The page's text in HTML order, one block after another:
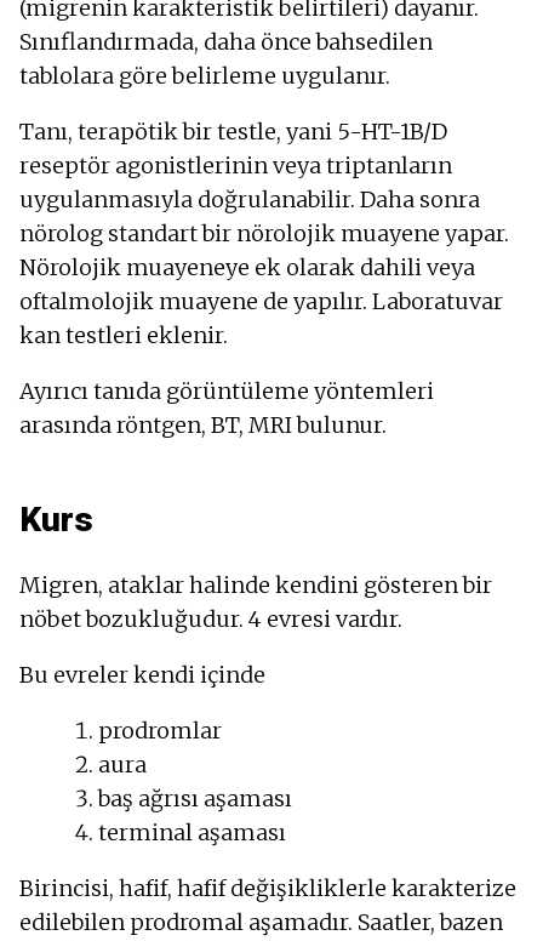
(migrenin karakteristik belirtileri) dayanır.
Sınıflandırmada, daha önce bahsedilen
tablolara göre belirleme uygulanır.
Tanı, terapötik bir testle, yani 5-HT-1B/D
reseptör agonistlerinin veya triptanların
uygulanmasıyla doğrulanabilir. Daha sonra
nörolog standart bir nörolojik muayene yapar.
Nörolojik muayeneye ek olarak dahili veya
oftalmolojik muayene de yapılır. Laboratuvar
kan testleri eklenir.
Ayırıcı tanıda görüntüleme yöntemleri
arasında röntgen, BT, MRI bulunur.
Kurs
Migren, ataklar halinde kendini gösteren bir
nöbet bozukluğudur. 4 evresi vardır.
Bu evreler kendi içinde
prodromlar
aura
baş ağrısı aşaması
terminal aşaması
Birincisi, hafif, hafif değişikliklerle karakterize
edilebilen prodromal aşamadır. Saatler, bazen